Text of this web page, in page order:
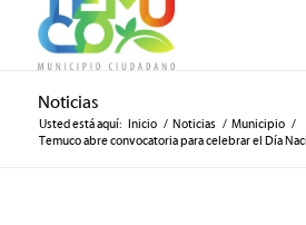
Noticias
Usted está aquí: Inicio / Noticias / Municipio /
Temuco abre convocatoria para celebrar el Día